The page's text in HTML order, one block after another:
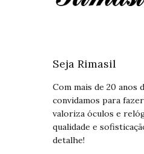
Seja Rimasil
Com mais de 20 anos
convidamos para
valoriza óculos e
qualidade e
detalhe!